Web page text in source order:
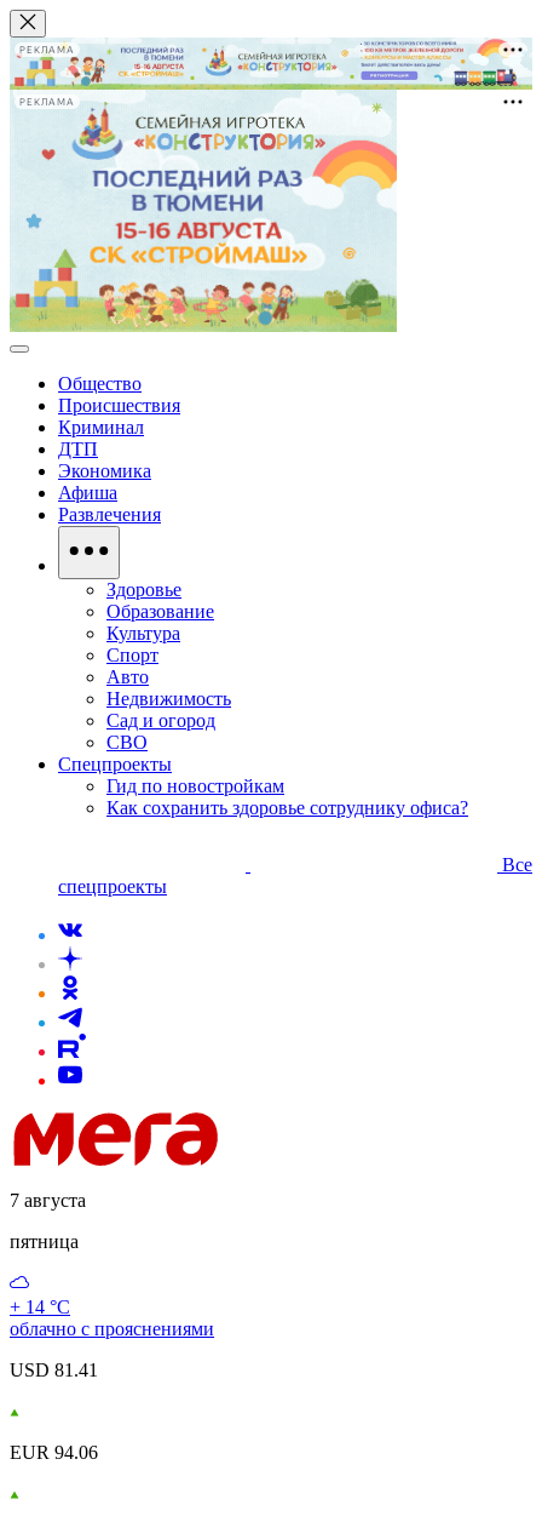
РЕКЛАМА
РЕКЛАМА
Общество
Происшествия
Криминал
ДТП
Экономика
Афиша
Развлечения
Здоровье
Образование
Культура
Спорт
Авто
Недвижимость
Сад и огород
СВО
Спецпроекты
Гид по новостройкам
Как сохранить здоровье сотруднику офиса?
Все
спецпроекты
7 августа
пятница
+ 14 °С
облачно с прояснениями
USD 81.41
EUR 94.06